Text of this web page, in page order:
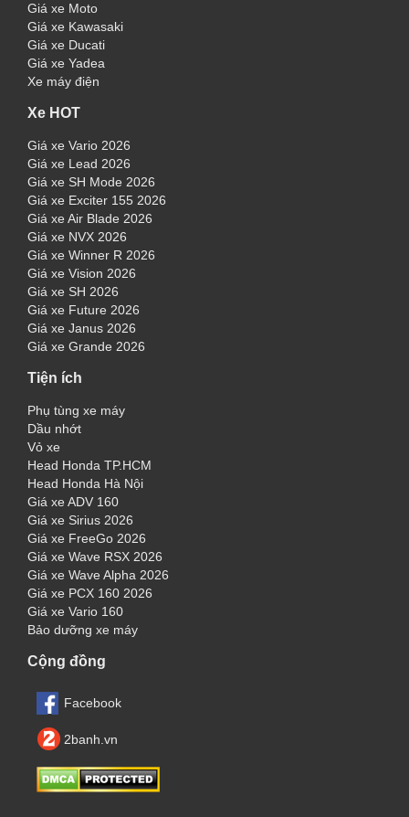
Giá xe Moto
Giá xe Kawasaki
Giá xe Ducati
Giá xe Yadea
Xe máy điện
Xe HOT
Giá xe Vario 2026
Giá xe Lead 2026
Giá xe SH Mode 2026
Giá xe Exciter 155 2026
Giá xe Air Blade 2026
Giá xe NVX 2026
Giá xe Winner R 2026
Giá xe Vision 2026
Giá xe SH 2026
Giá xe Future 2026
Giá xe Janus 2026
Giá xe Grande 2026
Tiện ích
Phụ tùng xe máy
Dầu nhớt
Vỏ xe
Head Honda TP.HCM
Head Honda Hà Nội
Giá xe ADV 160
Giá xe Sirius 2026
Giá xe FreeGo 2026
Giá xe Wave RSX 2026
Giá xe Wave Alpha 2026
Giá xe PCX 160 2026
Giá xe Vario 160
Bảo dưỡng xe máy
Cộng đồng
Facebook
2banh.vn